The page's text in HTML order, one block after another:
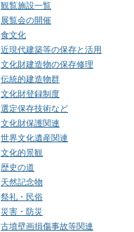
観覧施設一覧
展覧会の開催
食文化
近現代建築等の保存と活用
文化財建造物の保存修理
伝統的建造物群
文化財登録制度
選定保存技術など
文化財保護関連
世界文化遺産関連
文化的景観
歴史の道
天然記念物
祭礼・民俗
災害・防災
古墳壁画損傷事故等関連